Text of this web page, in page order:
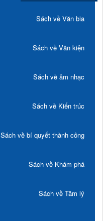
Sách về Văn bia
Sách về Văn kiện
Sách về âm nhạc
Sách về Kiến trúc
Sách về bí quyết thành công
Sách về Khám phá
Sách về Tâm lý